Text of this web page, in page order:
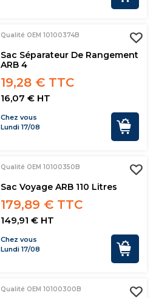
Qualité OEM 10100374B
Sac Séparateur De Rangement
ARB 4
19,28 € TTC
16,07 € HT
Chez vous
Lundi 17/08
Qualité OEM 10100350B
Sac Voyage ARB 110 Litres
179,89 € TTC
149,91 € HT
Chez vous
Lundi 17/08
Qualité OEM 10100300B